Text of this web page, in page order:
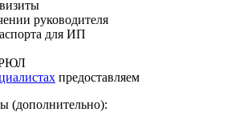
руководителя
для ИП
предоставляем
(дополнительно):